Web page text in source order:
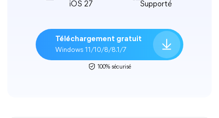
iOS 27
Supporté
Téléchargement gratuit
Windows 11/10/8/8.1/7
100% sécurisé